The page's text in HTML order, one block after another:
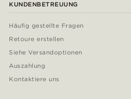
KUNDENBETREUUNG
Häufig gestellte Fragen
Retoure erstellen
Siehe Versandoptionen
Auszahlung
Kontaktiere uns